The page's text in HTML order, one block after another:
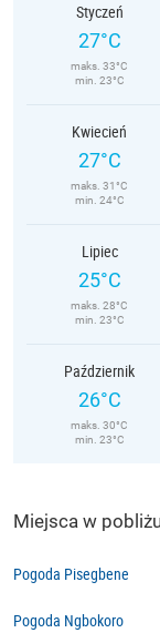
Styczeń
27°C
maks. 33°C
min. 23°C
Kwiecień
27°C
maks. 31°C
min. 24°C
Lipiec
25°C
maks. 28°C
min. 23°C
Październik
26°C
maks. 30°C
min. 23°C
Miejsca w
Pogoda Pisegbene
Pogoda Ngbokoro